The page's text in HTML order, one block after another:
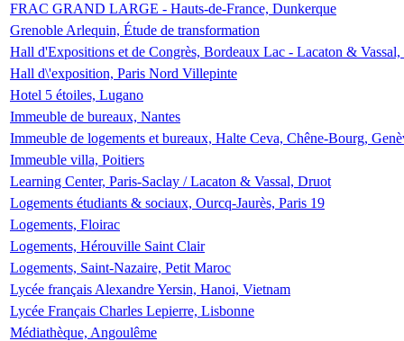
FRAC GRAND LARGE - Hauts-de-France, Dunkerque
Grenoble Arlequin, Étude de transformation
Hall d'Expositions et de Congrès, Bordeaux Lac - Lacaton &
Hall d\'exposition, Paris Nord Villepinte
Hotel 5 étoiles, Lugano
Immeuble de bureaux, Nantes
Immeuble de logements et bureaux, Halte Ceva, Chêne-Bourg,
Immeuble villa, Poitiers
Learning Center, Paris-Saclay / Lacaton & Vassal, Druot
Logements étudiants & sociaux, Ourcq-Jaurès, Paris 19
Logements, Floirac
Logements, Hérouville Saint Clair
Logements, Saint-Nazaire, Petit Maroc
Lycée français Alexandre Yersin, Hanoi, Vietnam
Lycée Français Charles Lepierre, Lisbonne
Médiathèque, Angoulême